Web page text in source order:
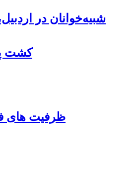
شبیه‌خوانان در
کشت
ظرفیت های